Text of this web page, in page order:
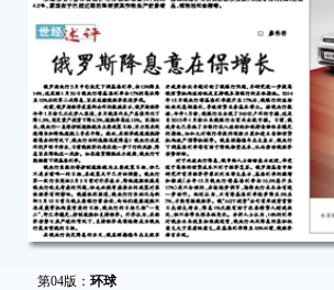
第04版： 环球